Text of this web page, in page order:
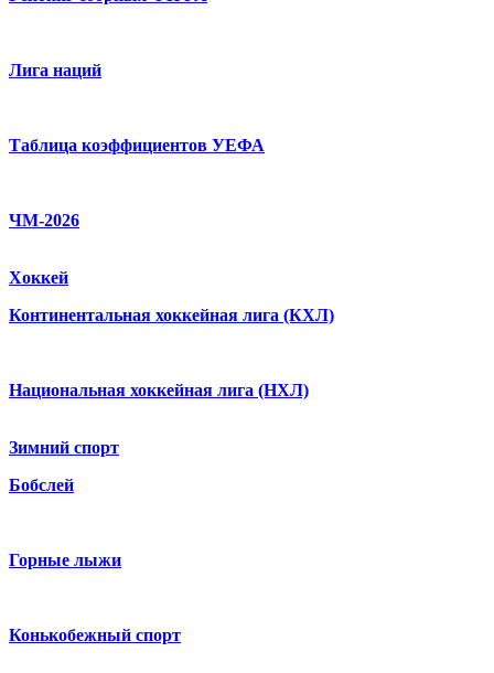
Лига наций
Таблица коэффициентов УЕФА
ЧМ-2026
Хоккей
Континентальная хоккейная лига (КХЛ)
Национальная хоккейная лига (НХЛ)
Зимний спорт
Бобслей
Горные лыжи
Конькобежный спорт